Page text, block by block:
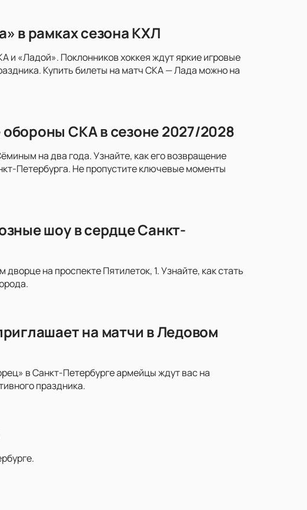
в рамках сезона КХЛ
«Ладой». Поклонников хоккея ждут яркие игровые
Купить билеты на матч СКА — Лада можно на
СКА в сезоне 2027/2028
на два года. Узнайте, как его возвращение
Петербурга. Не пропустите ключевые моменты
шоу в сердце Санкт-
на проспекте Пятилеток, 1. Узнайте, как стать
на матчи в Ледовом
в Санкт-Петербурге армейцы ждут вас на
праздника.